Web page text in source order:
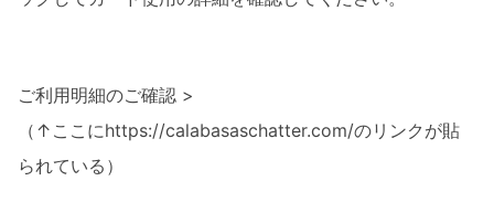
ご利用明細のご確認 >
（↑ここにhttps://calabasaschatter.com/のリンクが貼
られている）